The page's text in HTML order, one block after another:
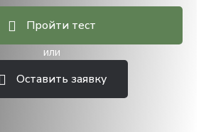
Пройти тест
или
Оставить заявку